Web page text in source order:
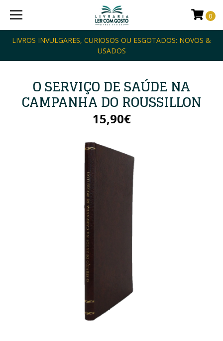
LIVROS INVULGARES, CURIOSOS OU ESGOTADOS: NOVOS &
USADOS
0
O SERVIÇO DE SAÚDE NA
CAMPANHA DO ROUSSILLON
15,90€